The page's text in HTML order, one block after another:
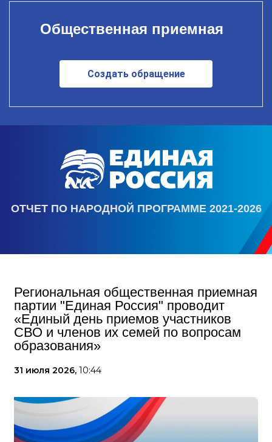
Общественная приемная
Создать обращение
ОТЧЕТ ПО НАРОДНОЙ ПРОГРАММЕ 2021-2026
Региональная общественная приемная
партии "Единая Россия" проводит
«Единый день приемов участников
СВО и членов их семей по вопросам
образования»
31 июля 2026, 10:44